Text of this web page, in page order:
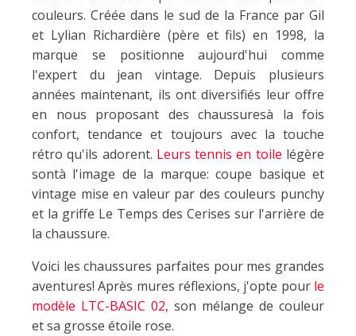
couleurs. Créée dans le sud de la France par Gil
et Lylian Richardière (père et fils) en 1998, la
marque se positionne aujourd'hui comme
l'expert du jean vintage. Depuis plusieurs
années maintenant, ils ont diversifiés leur offre
en nous proposant des chaussuresà la fois
confort, tendance et toujours avec la touche
rétro qu'ils adorent. Leurs tennis en toile légère
sontà l'image de la marque: coupe basique et
vintage mise en valeur par des couleurs punchy
et la griffe Le Temps des Cerises sur l'arrière de
la chaussure.
Voici les chaussures parfaites pour mes grandes
aventures! Après mures réflexions, j'opte pour le
modèle LTC-BASIC 02, son mélange de couleur
et sa grosse étoile rose.